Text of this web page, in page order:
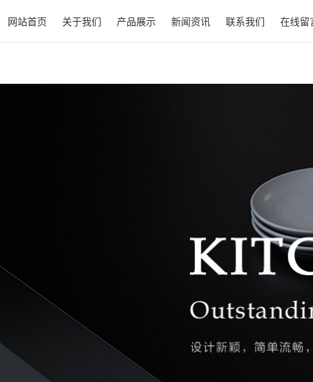
网站首页 关于我们 产品展示 新闻资讯 联系我们 在线留